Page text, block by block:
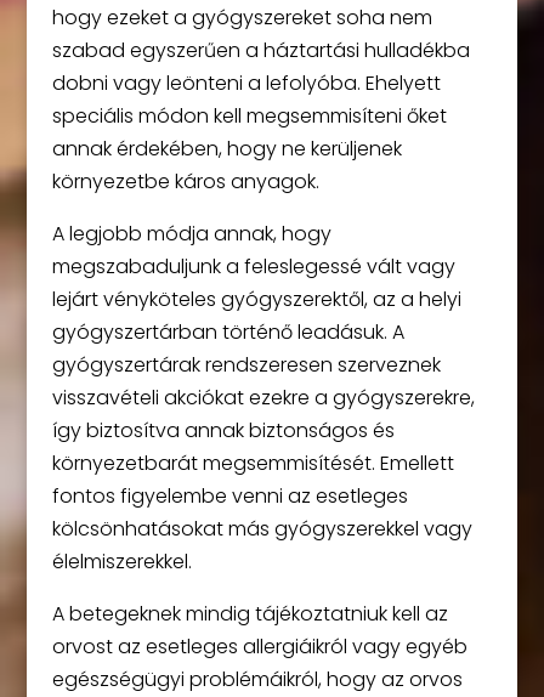
hogy ezeket a gyógyszereket soha nem
szabad egyszerűen a háztartási hulladékba
dobni vagy leönteni a lefolyóba. Ehelyett
speciális módon kell megsemmisíteni őket
annak érdekében, hogy ne kerüljenek
környezetbe káros anyagok.
A legjobb módja annak, hogy
megszabaduljunk a feleslegessé vált vagy
lejárt vényköteles gyógyszerektől, az a helyi
gyógyszertárban történő leadásuk. A
gyógyszertárak rendszeresen szerveznek
visszavételi akciókat ezekre a gyógyszerekre,
így biztosítva annak biztonságos és
környezetbarát megsemmisítését. Emellett
fontos figyelembe venni az esetleges
kölcsönhatásokat más gyógyszerekkel vagy
élelmiszerekkel.
A betegeknek mindig tájékoztatniuk kell az
orvost az esetleges allergiáikról vagy egyéb
egészségügyi problémáikról, hogy az orvos